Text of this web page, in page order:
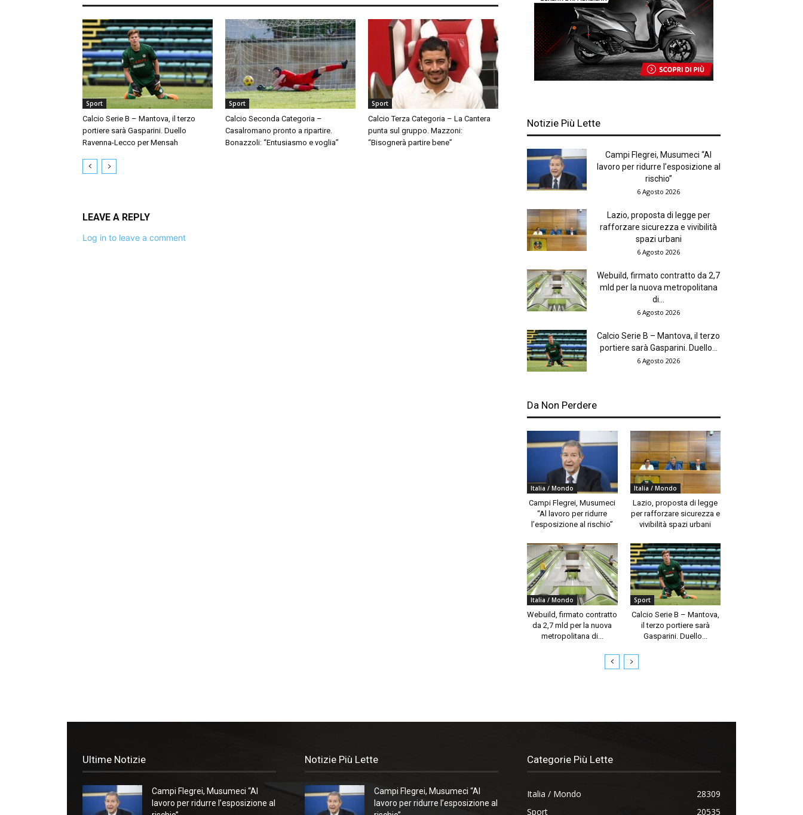
Sport
Calcio Serie B – Mantova, il terzo
portiere sarà Gasparini. Duello
Ravenna-Lecco per Mensah
Sport
Calcio Seconda Categoria –
Casalromano pronto a ripartire.
Bonazzoli: “Entusiasmo e voglia”
Sport
Calcio Terza Categoria – La Cantera
punta sul gruppo. Mazzoni:
“Bisognerà partire bene”
LEAVE A REPLY
Log in to leave a comment
Notizie Più Lette
Campi Flegrei, Musumeci “Al
lavoro per ridurre l’esposizione al
rischio”
6 Agosto 2026
Lazio, proposta di legge per
rafforzare sicurezza e vivibilità
spazi urbani
6 Agosto 2026
Webuild, firmato contratto da 2,7
mld per la nuova metropolitana
di...
6 Agosto 2026
Calcio Serie B – Mantova, il terzo
portiere sarà Gasparini. Duello...
6 Agosto 2026
Da Non Perdere
Italia / Mondo
Campi Flegrei, Musumeci
“Al lavoro per ridurre
l’esposizione al rischio”
Italia / Mondo
Lazio, proposta di legge
per rafforzare sicurezza e
vivibilità spazi urbani
Italia / Mondo
Webuild, firmato contratto
da 2,7 mld per la nuova
metropolitana di...
Sport
Calcio Serie B – Mantova,
il terzo portiere sarà
Gasparini. Duello...
Ultime Notizie
Campi Flegrei, Musumeci “Al
lavoro per ridurre l’esposizione al
Notizie Più Lette
Campi Flegrei, Musumeci “Al
lavoro per ridurre l’esposizione al
Categorie Più Lette
Italia / Mondo
28309
Sport
20535